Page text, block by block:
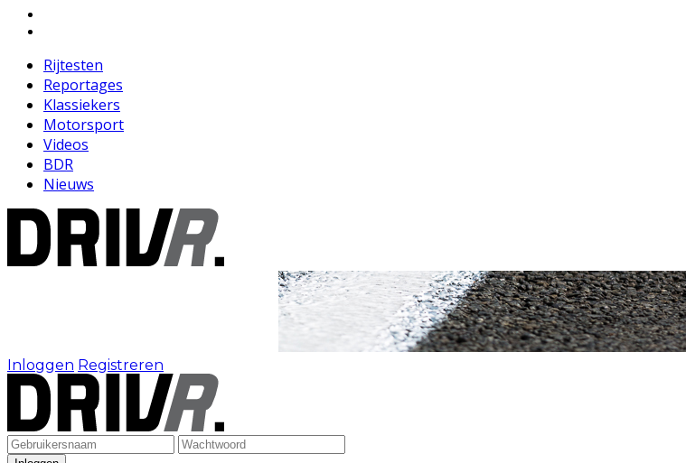
Rijtesten
Reportages
Klassiekers
Motorsport
Videos
BDR
Nieuws
Inloggen Registreren